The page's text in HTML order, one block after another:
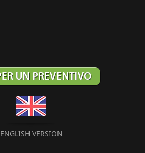
ENGLISH VERSION